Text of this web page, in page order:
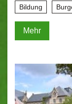
Bildung
Mehr